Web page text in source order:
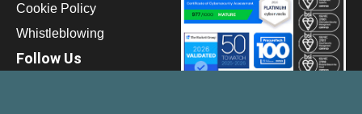
Cookie Policy
Whistleblowing
Follow Us